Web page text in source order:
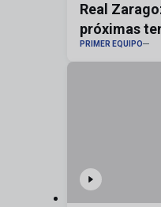
Real
próximas
PRIMER EQUIPO